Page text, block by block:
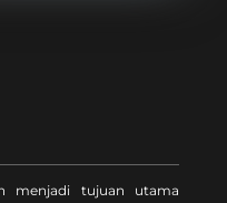
menjadi tujuan utama